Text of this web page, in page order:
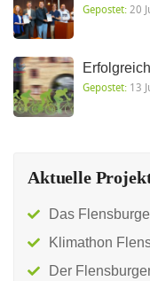
Gepostet: 20
Gepostet: 13
Aktuelle
Das
Klimathon
Der